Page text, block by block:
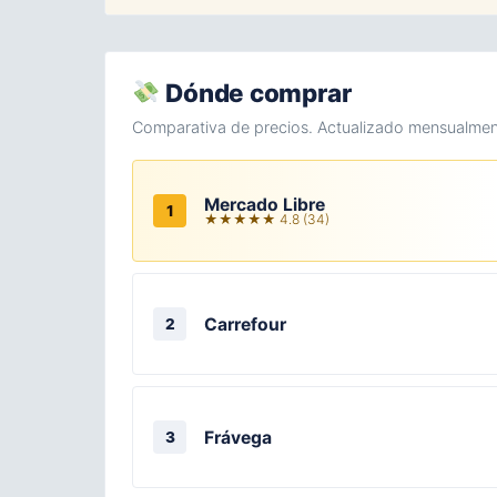
Dónde comprar
Comparativa de precios. Actualizado
1 Mercado Libre
★★★★★ 4.8 (34)
2 Carrefour
3 Frávega